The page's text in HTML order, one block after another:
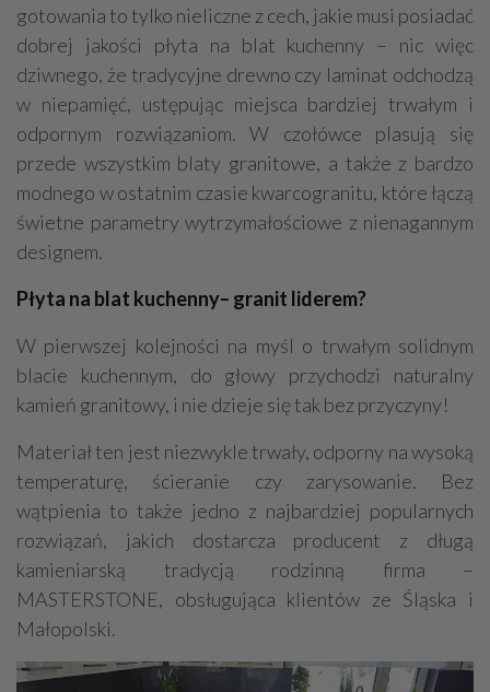
gotowania to tylko nieliczne z cech, jakie musi posiadać
dobrej jakości płyta na blat kuchenny – nic więc
dziwnego, że tradycyjne drewno czy laminat odchodzą
w niepamięć, ustępując miejsca bardziej trwałym i
odpornym rozwiązaniom. W czołówce plasują się
przede wszystkim blaty granitowe, a także z bardzo
modnego w ostatnim czasie kwarcogranitu, które łączą
świetne parametry wytrzymałościowe z nienagannym
designem.
Płyta na blat kuchenny– granit liderem?
W pierwszej kolejności na myśl o trwałym solidnym
blacie kuchennym, do głowy przychodzi naturalny
kamień granitowy, i nie dzieje się tak bez przyczyny!
Materiał ten jest niezwykle trwały, odporny na wysoką
temperaturę, ścieranie czy zarysowanie. Bez
wątpienia to także jedno z najbardziej popularnych
rozwiązań, jakich dostarcza producent z długą
kamieniarską tradycją rodzinną firma –
MASTERSTONE, obsługująca klientów ze Śląska i
Małopolski.